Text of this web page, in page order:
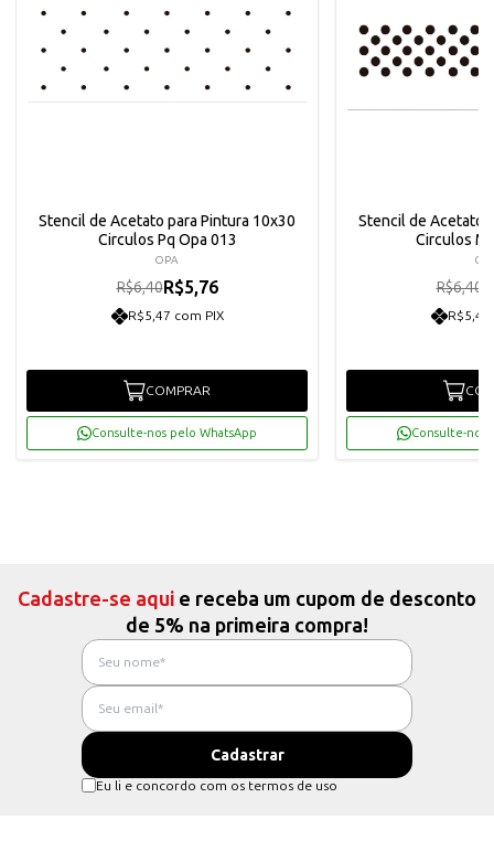
Stencil de Acetato para Pintura 10x30
Circulos Pq Opa 013
OPA
R$6,40R$5,76
R$5,47 com PIX
COMPRAR
Consulte-nos pelo WhatsApp
Stencil de Acetato
Circulos
R$6,40
R$5,47
Consulte-nos
Cadastre-se aqui e receba um cupom de desconto
de 5% na primeira compra!
Eu li e concordo com os termos de uso